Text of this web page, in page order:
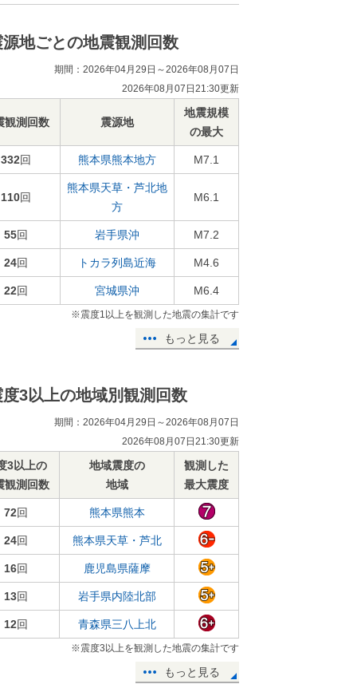
源地ごとの地震観測回数
期間：2026年04月29日～2026年08月07日
2026年08月07日21:30更新
観測回数 震源地
地震規模
の最大
332回 熊本県熊本地方 M7.1
110回
熊本県天草・芦北地
方
M6.1
55回 岩手県沖 M7.2
24回 トカラ列島近海 M4.6
22回 宮城県沖 M6.4
※震度1以上を観測した地震の集計です
もっと見る
度3以上の地域別観測回数
期間：2026年04月29日～2026年08月07日
2026年08月07日21:30更新
3以上の
観測回数
地域震度の
地域
観測した
最大震度
72回 熊本県熊本
24回 熊本県天草・芦北
16回 鹿児島県薩摩
13回 岩手県内陸北部
12回 青森県三八上北
※震度3以上を観測した地震の集計です
もっと見る